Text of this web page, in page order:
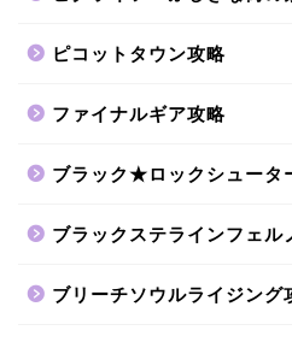
ピコットタウン攻略
ファイナルギア攻略
ブラック★ロックシュータ
ブラックステラインフェル
ブリーチソウルライジング